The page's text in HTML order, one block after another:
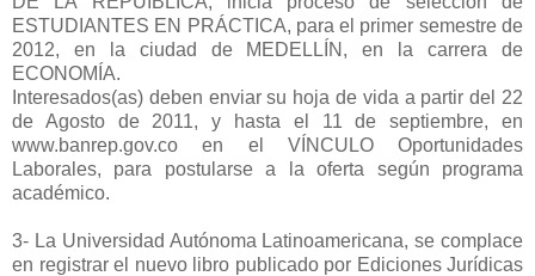
ESTUDIANTES EN PRÁCTICA, para el primer semestre de
2012, en la ciudad de MEDELLÍN, en la carrera de
ECONOMÍA.
Interesados(as) deben enviar su hoja de vida a partir del 22
de Agosto de 2011, y hasta el 11 de septiembre, en
www.banrep.gov.co en el VÍNCULO Oportunidades
Laborales, para postularse a la oferta según programa
académico.
3- La Universidad Autónoma Latinoamericana, se complace
en registrar el nuevo libro publicado por Ediciones Jurídicas